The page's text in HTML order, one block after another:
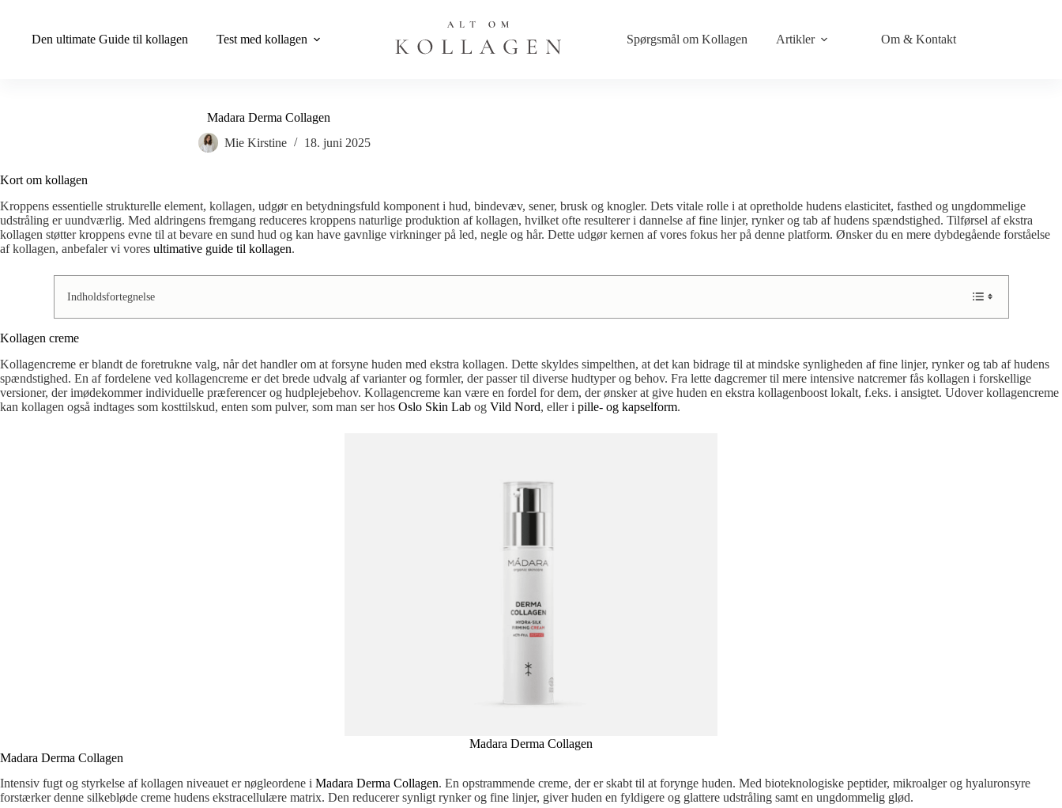
indholdDen ultimate Guide til kollagen Test med kollagen Spørgsmål om Kollagen Artikler Om & Kontakt
Madara Derma Collagen
Mie Kirstine
18. juni 2025
Kort om kollagen
Kroppens essentielle strukturelle element, kollagen, udgør en betydningsfuld komponent i hud, bindevæv, sener, brusk og knogler. Dets vitale rolle i at opretholde hudens elasticitet, fasthed og ungdommelige
udstråling er uundværlig. Med aldringens fremgang reduceres kroppens naturlige produktion af kollagen, hvilket ofte resulterer i dannelse af fine linjer, rynker og tab af hudens spændstighed. Tilførsel af ekstra
kollagen støtter kroppens evne til at bevare en sund hud og kan have gavnlige virkninger på led, negle og hår. Dette udgør kernen af vores fokus her på denne platform. Ønsker du en mere dybdegående forståelse
af kollagen, anbefaler vi vores ultimative guide til kollagen.
Indholdsfortegnelse
Kollagen creme
Kollagencreme er blandt de foretrukne valg, når det handler om at forsyne huden med ekstra kollagen. Dette skyldes simpelthen, at det kan bidrage til at mindske synligheden af fine linjer, rynker og tab af hudens
spændstighed. En af fordelene ved kollagencreme er det brede udvalg af varianter og formler, der passer til diverse hudtyper og behov. Fra lette dagcremer til mere intensive natcremer fås kollagen i forskellige
versioner, der imødekommer individuelle præferencer og hudplejebehov. Kollagencreme kan være en fordel for dem, der ønsker at give huden en ekstra kollagenboost lokalt, f.eks. i ansigtet. Udover kollagencreme
kan kollagen også indtages som kosttilskud, enten som pulver, som man ser hos Oslo Skin Lab og Vild Nord, eller i pille- og kapselform.
Madara Derma Collagen
Madara Derma Collagen
Intensiv fugt og styrkelse af kollagen niveauet er nøgleordene i Madara Derma Collagen. En opstrammende creme, der er skabt til at forynge huden. Med bioteknologiske peptider, mikroalger og hyaluronsyre
forstærker denne silkebløde creme hudens ekstracellulære matrix. Den reducerer synligt rynker og fine linjer, giver huden en fyldigere og glattere udstråling samt en ungdommelig glød.